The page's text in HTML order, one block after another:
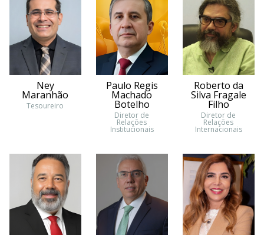
Ney
Maranhão
Tesoureiro
Paulo Regis
Machado
Botelho
Diretor de
Relações
Institucionais
Roberto da
Silva Fragale
Filho
Diretor de
Relações
Internacionais